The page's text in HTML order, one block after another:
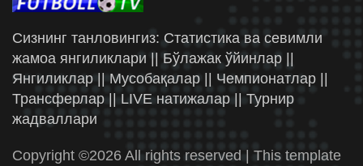
Сизнинг танловингиз: Статистика ва севимли
жамоа янгиликлари || Бўлажак ўйинлар ||
Янгиликлар || Мусобақалар || Чемпионатлар ||
Трансферлар || LIVE натижалар || Турнир
жадваллари
Copyright ©2026 All rights reserved | This template